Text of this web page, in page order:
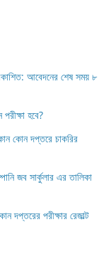
আবেদনের শেষ সময় ৮
হবে?
কোন দপ্তরে চাকরির
জব সার্কুলার এর তালিকা
দপ্তরের পরীক্ষার রেজাল্ট